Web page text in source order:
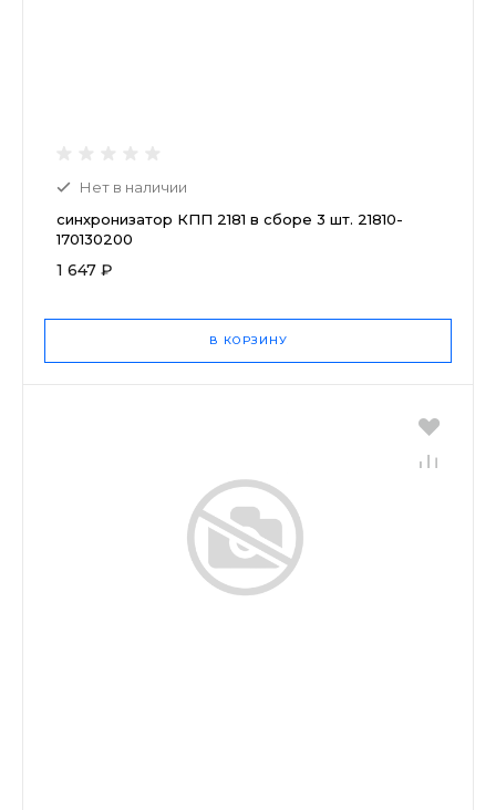
Нет в наличии
синхронизатор КПП 2181 в сборе 3 шт. 21810-
170130200
1 647 ₽
В КОРЗИНУ